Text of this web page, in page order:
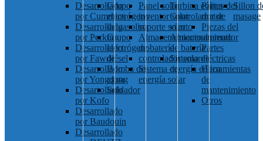
Desarrollado
por Cummins
Desarrollado
por Perkins
Desarrollado
por Fawde
Desarrollado
por Yongdong
Desarrollado
por Kofo
Desarrollado
por Baudouin
Desarrollado
Grupo
electrógeno
de gasolina
Grupo
electrógeno
diésel
Bomba de
agua
Soldador
Panel solar
inventor solar
soporte solar
Almacenamiento
de batería
controlador solar
Sistema de
energía solar
Turbina eólica
Controlador de
viento
Almacenamiento
de batería
Sistema de
energía eólica
Partes del
motor
Piezas del
alternador
Partes
eléctricas
Herramientas
de
mantenimiento
Otros
Sillon
masage